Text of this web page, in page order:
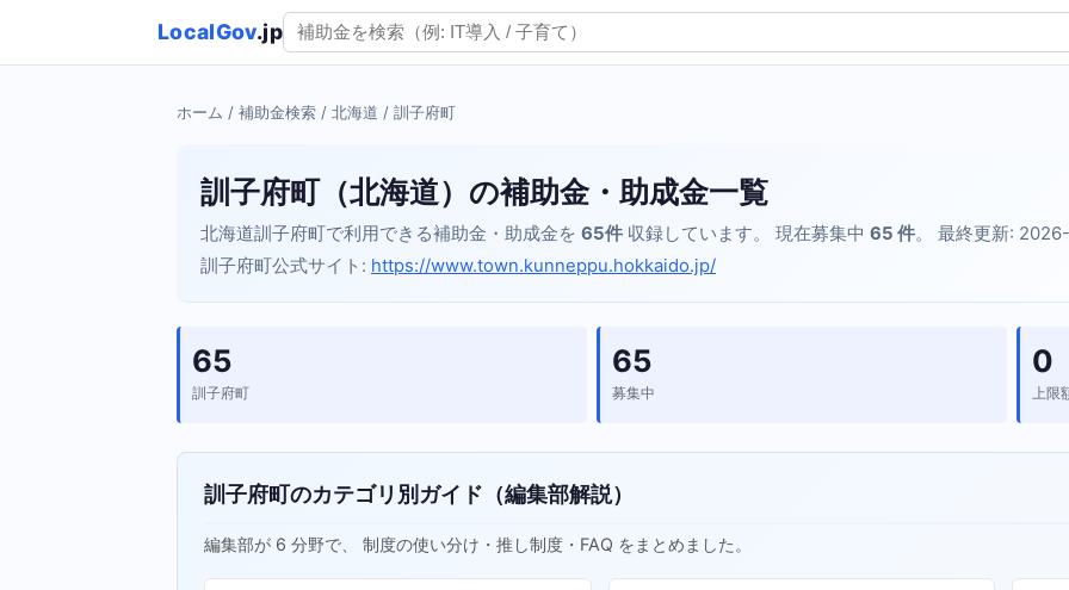
LocalGov.jp
ホーム / 補助金検索 / 北海道 / 訓子府町
訓子府町（北海道）の補助金・助成金一覧
北海道訓子府町で利用できる補助金・助成金を 65件 収録しています。 現在募集中 65 件。 最終更新:
訓子府町公式サイト: https://www.town.kunneppu.hokkaido.jp/
65
訓子府町
65
募集中
0
上限
訓子府町のカテゴリ別ガイド（編集部解説）
編集部が 6 分野で、 制度の使い分け・推し制度・FAQ をまとめました。